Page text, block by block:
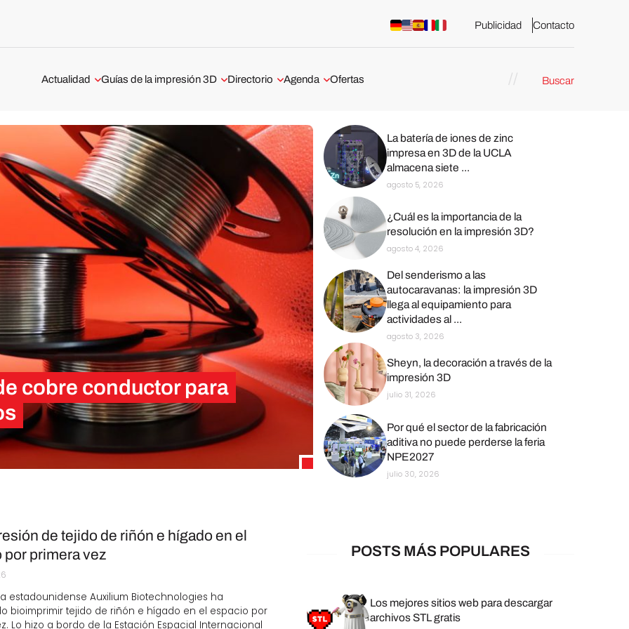
Publicidad Contacto
Actualidad
Automoción y Transporte
Médico y Dental
Entrevistas
Escáneres 3D
Impresoras 3D
Materiales 3D
Negocios
Rankings 3D
Softwares 3D
Vídeos
Guías de la impresión 3D
Guía sobre la impresión 3D de
metal
Guía completa: Los softwares de
impresión 3D
Tests de impresoras 3D
Directorio
ofrecidos en España:
especialistas en fabricación
Impresión 3D en Barcelona
¿Cuáles son los distribuidores y
servicios de impresión 3D en
Madrid?
Impresión 3D en México
Agenda Ofertas Buscar
cobre conductor para
La batería de iones de zinc
impresa en 3D de la UCLA
almacena siete ...
agosto 5, 2026
¿Cuál es la importancia de la
resolución en la impresión 3D?
agosto 4, 2026
Del senderismo a las
autocaravanas: la impresión 3D
llega al equipamiento para
actividades al ...
agosto 3, 2026
Sheyn, la decoración a través de la
impresión 3D
julio 31, 2026
Por qué el sector de la fabricación
aditiva no puede perderse la feria
NPE2027
julio 30, 2026
de tejido de riñón e hígado en el
por primera vez
estadounidense Auxilium Biotechnologies ha
bioimprimir tejido de riñón e hígado en el espacio por
Lo hizo a bordo de la Estación Espacial Internacional
POSTS MÁS POPULARES
Los mejores sitios web para descargar
archivos STL gratis